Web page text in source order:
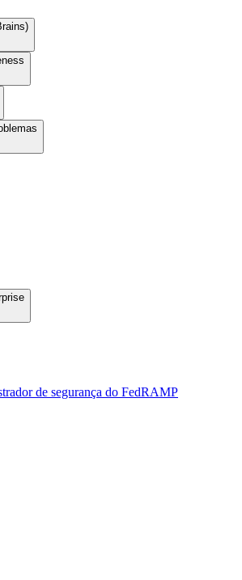
de segurança do FedRAMP